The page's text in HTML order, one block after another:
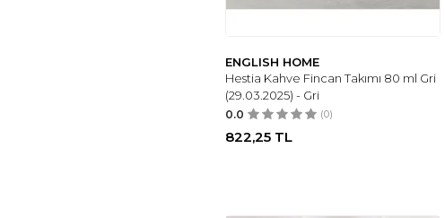
ENGLISH HOME
Hestia Kahve Fincan Takımı 80 ml Gri
(29.03.2025) - Gri
0.0 (0)
822,25TL